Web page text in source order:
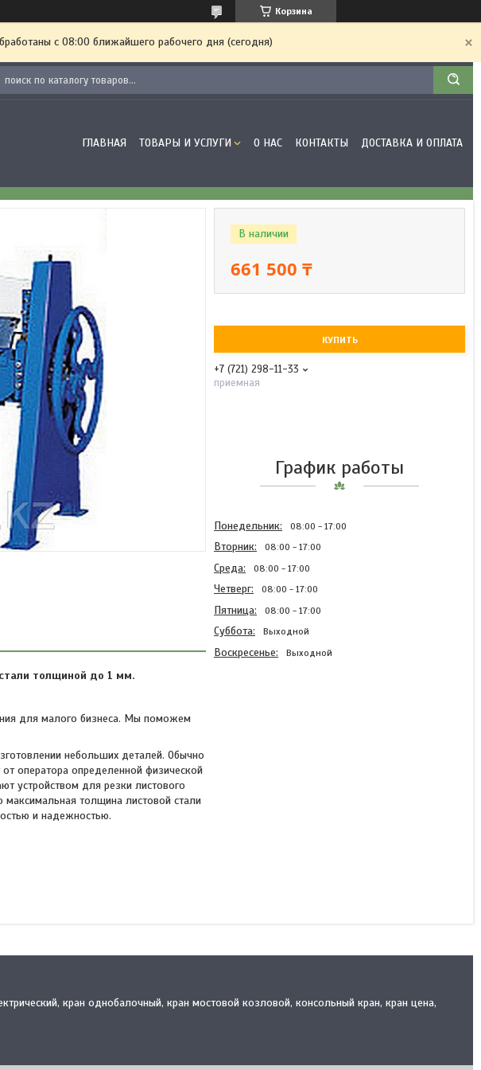
Корзина
с 08:00 ближайшего рабочего дня (сегодня)
ГЛАВНАЯ ТОВАРЫ И УСЛУГИ О НАС КОНТАКТЫ ДОСТАВКА И ОПЛАТА
толщиной до 1 мм.
для малого бизнеса. Мы поможем
небольших деталей. Обычно
оператора определенной физической
устройством для резки листового
толщина листовой стали
и надежностью.
В наличии
661 500 ₸
КУПИТЬ
+7 (721) 298-11-33
приемная
График работы
Понедельник 08:00 17:00
Вторник 08:00 17:00
Среда 08:00 17:00
Четверг 08:00 17:00
Пятница 08:00 17:00
Суббота Выходной
Воскресенье Выходной
кран однобалочный, кран мостовой козловой, консольный кран, кран цена,